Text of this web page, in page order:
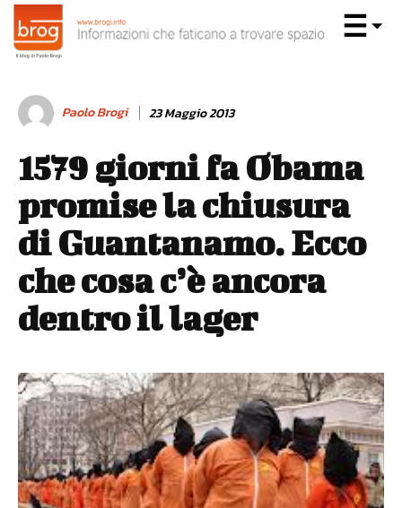
Paolo Brogi 23 Maggio 2013
1579 giorni fa Obama
promise la chiusura
di Guantanamo. Ecco
che cosa c’è ancora
dentro il lager